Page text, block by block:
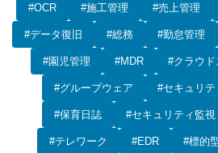
#OCR #施工管理 #売上管理
#データ復旧 #総務 #勤怠管理
#園児管理 #MDR #クラウ
#グループウェア #セキュリテ
#保育日誌 #セキュリティ監視
#テレワーク #EDR #標的